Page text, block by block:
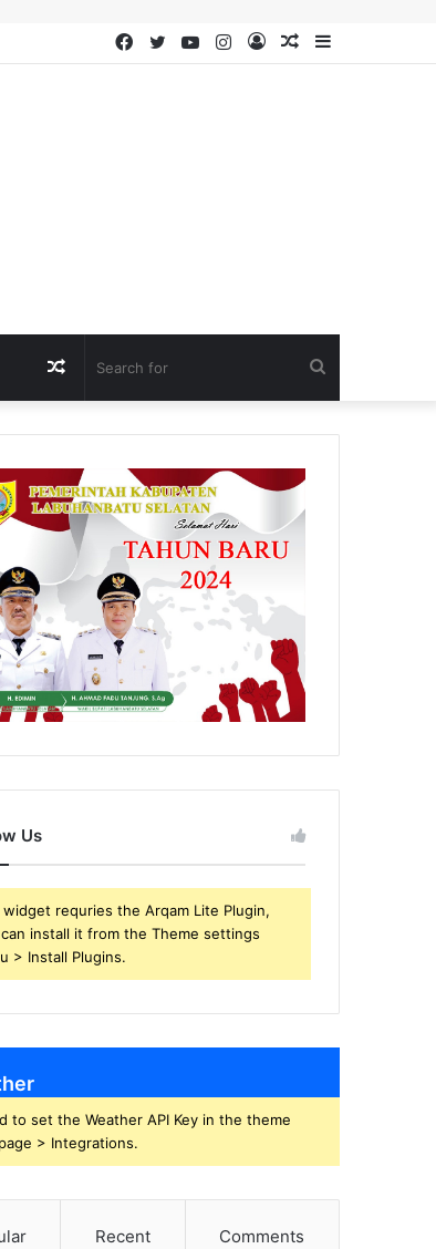
Sidebar
Random
Log
Instagram
YouTube
Twitter
Facebook
for
Random
Article
Us
widget requries the Arqam Lite Plugin,
install it from the Theme settings
> Install Plugins.
to set the Weather API Key in the theme
> Integrations.
Recent Comments